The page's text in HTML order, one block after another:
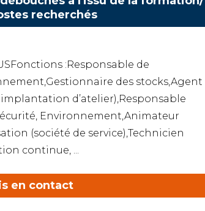
recherchés
:Responsable de
des stocks,Agent
d’atelier),Responsable
Environnement,Animateur
(société de service),Technicien
continue, ...
en contact